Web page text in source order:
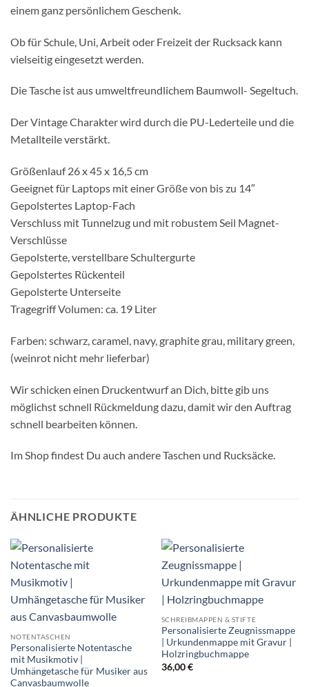
einem ganz persönlichem Geschenk.
Ob für Schule, Uni, Arbeit oder Freizeit der Rucksack kann
vielseitig eingesetzt werden.
Die Tasche ist aus umweltfreundlichem Baumwoll- Segeltuch.
Der Vintage Charakter wird durch die PU-Lederteile und die
Metallteile verstärkt.
Größenlauf 26 x 45 x 16,5 cm
Geeignet für Laptops mit einer Größe von bis zu 14″
Gepolstertes Laptop-Fach
Verschluss mit Tunnelzug und mit robustem Seil Magnet-
Verschlüsse
Gepolsterte, verstellbare Schultergurte
Gepolstertes Rückenteil
Gepolsterte Unterseite
Tragegriff Volumen: ca. 19 Liter
Farben: schwarz, caramel, navy, graphite grau, military green,
(weinrot nicht mehr lieferbar)
Wir schicken einen Druckentwurf an Dich, bitte gib uns
möglichst schnell Rückmeldung dazu, damit wir den Auftrag
schnell bearbeiten können.
Im Shop findest Du auch andere Taschen und Rucksäcke.
ÄHNLICHE PRODUKTE
NOTENTASCHEN
Personalisierte Notentasche
mit Musikmotiv |
Umhängetasche für Musiker aus
Canvasbaumwolle
SCHREIBMAPPEN & STIFTE
Personalisierte Zeugnissmappe
| Urkundenmappe mit Gravur |
Holzringbuchmappe
36,00€